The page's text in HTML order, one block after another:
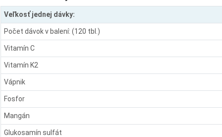
Veľkosť jednej dávky:
Počet dávok v balení: (120 tbl.)
Vitamín C
Vitamín K2
Vápnik
Fosfor
Mangán
Glukosamín sulfát